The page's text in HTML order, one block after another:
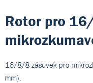
Rotor pro
16/8/8 zásuvek pro
mm).